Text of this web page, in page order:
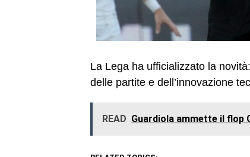
La Lega ha ufficializzato la
delle partite e dell’innovazione
READ Guardiola ammette il flop